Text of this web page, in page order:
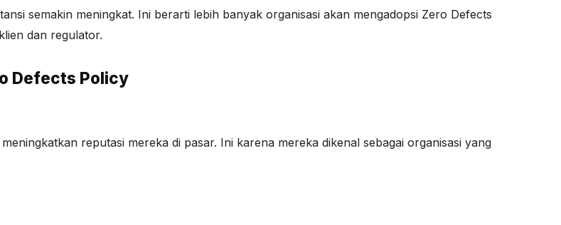
semakin meningkat. Ini berarti lebih banyak organisasi akan mengadopsi Zero Defects
dan regulator.
Defects Policy
reputasi mereka di pasar. Ini karena mereka dikenal sebagai organisasi yang